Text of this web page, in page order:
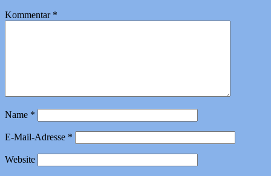
Kommentar *
Name *
E-Mail-Adresse *
Website